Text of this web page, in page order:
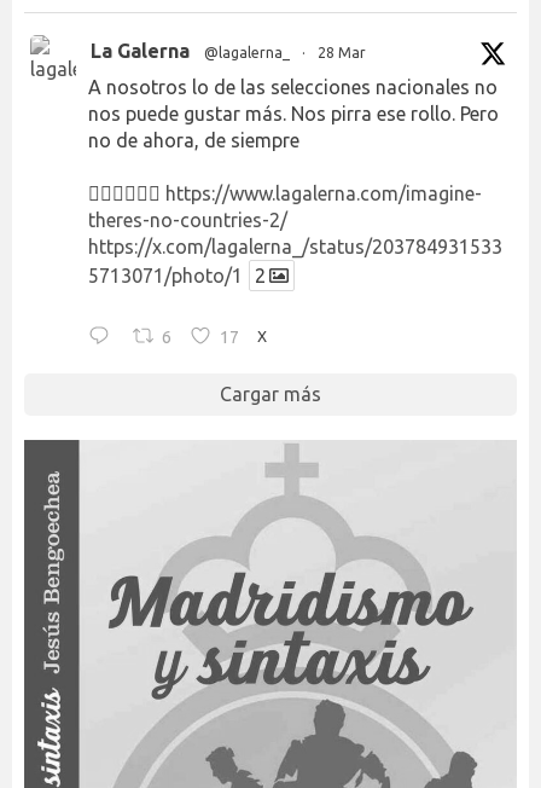
La Galerna @lagalerna_ · 28 Mar
A nosotros lo de las selecciones nacionales no
nos puede gustar más. Nos pirra ese rollo. Pero
no de ahora, de siempre
👉🏻👉🏻👉🏻 https://www.lagalerna.com/imagine-
theres-no-countries-2/
https://x.com/lagalerna_/status/203784931533
5713071/photo/1
2
6 17 X
Cargar más